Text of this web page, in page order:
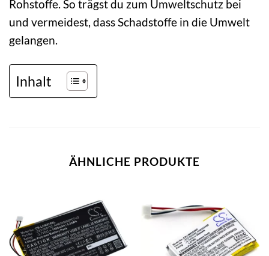
Rohstoffe. So trägst du zum Umweltschutz bei
und vermeidest, dass Schadstoffe in die Umwelt
gelangen.
Inhalt
ÄHNLICHE PRODUKTE